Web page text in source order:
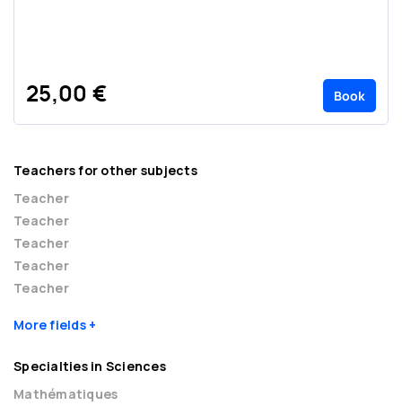
25,00 € Book
Teachers for other subjects
Teacher
Teacher
Teacher
Teacher
Teacher
More fields
Specialties in Sciences
Mathématiques